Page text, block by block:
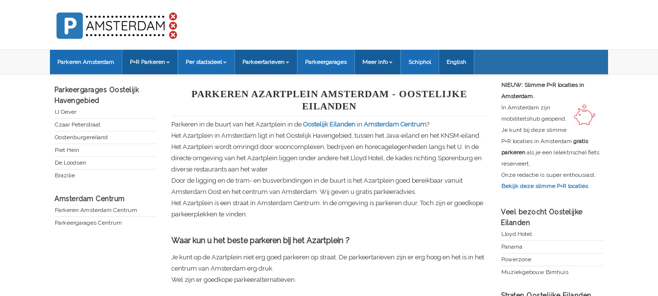
Parkeren Amsterdam P+R Parkeren Per stadsdeel Parkeertarieven Parkeergarages Meer info Schiphol English
PARKEREN AZARTPLEIN AMSTERDAM - OOSTELIJKE
EILANDEN
Parkeren in de buurt van het Azartplein in de Oostelijk Eilanden in Amsterdam Centrum?
Het Azartplein in Amsterdam ligt in het Oostelijk Havengebied, tussen het Java-eiland en het KNSM-eiland.
Het Azartplein wordt omringd door wooncomplexen, bedrijven en horecagelegenheden langs het IJ. In de
directe omgeving van het Azartplein liggen onder andere het Lloyd Hotel, de kades richting Sporenburg en
diverse restaurants aan het water.
Door de ligging en de tram- en busverbindingen in de buurt is het Azartplein goed bereikbaar vanuit
Amsterdam Oost en het centrum van Amsterdam. Wij geven u gratis parkeeradvies.
Het Azartplein is een straat in Amsterdam Centrum. In de omgeving is parkeren duur. Toch zijn er goedkope
parkeerplekken te vinden.
Waar kun u het beste parkeren bij het Azartplein ?
Je kunt op de Azartplein niet erg goed parkeren op straat. De parkeertarieven zijn er erg hoog en het is in het
centrum van Amsterdam erg druk.
Wel zijn er goedkope parkeeralternatieven.
Parkeergarages Oostelijk
Havengebied
IJ Oever
Czaar Peterstraat
Oostenburgereiland
Piet Hein
De Loodsen
Brazilie
Amsterdam Centrum
Parkeren Amsterdam Centrum
Parkeergarages Centrum
NIEUW: Slimme P+R locaties in
Amsterdam.
In Amsterdam zijn
mobiliteitshub geopend.
Je kunt bij deze slimme
P+R locaties in Amsterdam gratis
parkeren als je een (elektrische) fiets
reserveert.
Onze redactie is super enthousiast.
Bekijk deze slimme P+R locaties
Veel bezocht Oostelijke
Eilanden
Lloyd Hotel
Panama
Powerzone
Muziekgebouw Bimhuis